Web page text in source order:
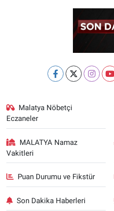
Malatya Nöbetçi
Eczaneler
MALATYA Namaz
Vakitleri
Puan Durumu ve Fikstür
Son Dakika Haberleri